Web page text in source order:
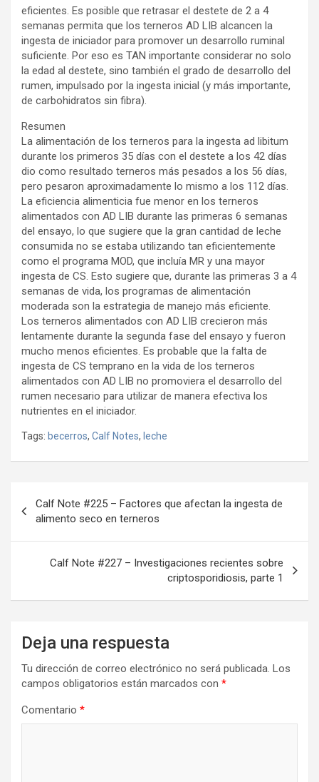
eficientes. Es posible que retrasar el destete de 2 a 4
semanas permita que los terneros AD LIB alcancen la
ingesta de iniciador para promover un desarrollo ruminal
suficiente. Por eso es TAN importante considerar no solo
la edad al destete, sino también el grado de desarrollo del
rumen, impulsado por la ingesta inicial (y más importante,
de carbohidratos sin fibra).
Resumen
La alimentación de los terneros para la ingesta ad libitum
durante los primeros 35 días con el destete a los 42 días
dio como resultado terneros más pesados a los 56 días,
pero pesaron aproximadamente lo mismo a los 112 días.
La eficiencia alimenticia fue menor en los terneros
alimentados con AD LIB durante las primeras 6 semanas
del ensayo, lo que sugiere que la gran cantidad de leche
consumida no se estaba utilizando tan eficientemente
como el programa MOD, que incluía MR y una mayor
ingesta de CS. Esto sugiere que, durante las primeras 3 a 4
semanas de vida, los programas de alimentación
moderada son la estrategia de manejo más eficiente.
Los terneros alimentados con AD LIB crecieron más
lentamente durante la segunda fase del ensayo y fueron
mucho menos eficientes. Es probable que la falta de
ingesta de CS temprano en la vida de los terneros
alimentados con AD LIB no promoviera el desarrollo del
rumen necesario para utilizar de manera efectiva los
nutrientes en el iniciador.
Tags: becerros, Calf Notes, leche
de
entradas
Calf Note #225 – Factores que afectan la ingesta de
alimento seco en terneros
Calf Note #227 – Investigaciones recientes sobre
criptosporidiosis, parte 1
Deja una respuesta
Tu dirección de correo electrónico no será publicada. Los
campos obligatorios están marcados con *
Comentario *